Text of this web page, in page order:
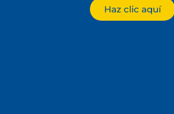
Haz clic aquí